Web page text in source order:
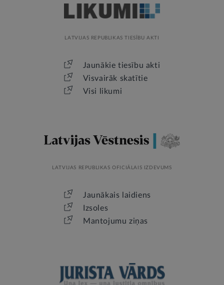
LATVIJAS REPUBLIKAS TIESĪBU AKTI
Jaunākie tiesību akti
Visvairāk skatītie
Visi likumi
LATVIJAS REPUBLIKAS OFICIĀLAIS IZDEVUMS
Jaunākais laidiens
Izsoles
Mantojumu ziņas